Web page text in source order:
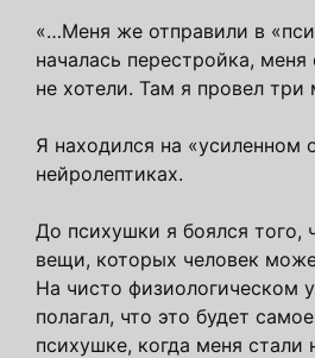
«…Меня же отправили в
началась перестройка, меня
не хотели. Там я провел три
Я находился на «усиленном
нейролептиках.
До психушки я боялся того,
вещи, которых человек
На чисто физиологическом
полагал, что это будет
психушке, когда меня стали